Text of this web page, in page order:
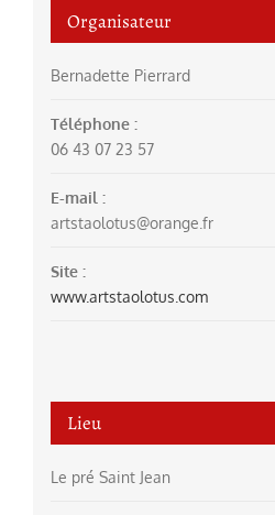
Organisateur
Bernadette Pierrard
Téléphone :
06 43 07 23 57
E-mail :
artstaolotus@orange.fr
Site :
www.artstaolotus.com
Lieu
Le pré Saint Jean